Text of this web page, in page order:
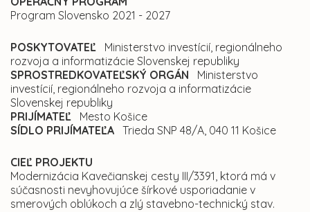
Program Slovensko 2021 - 2027
POSKYTOVATEĽ Ministerstvo investícií, regionálneho
rozvoja a informatizácie Slovenskej republiky
SPROSTREDKOVATEĽSKÝ ORGÁN Ministerstvo
investícií, regionálneho rozvoja a informatizácie
Slovenskej republiky
PRIJÍMATEĽ Mesto Košice
SÍDLO PRIJÍMATEĽA Trieda SNP 48/A, 040 11 Košice
CIEĽ PROJEKTU
Modernizácia Kavečianskej cesty III/3391, ktorá má v
súčasnosti nevyhovujúce šírkové usporiadanie v
smerových oblúkoch a zlý stavebno-technický stav.